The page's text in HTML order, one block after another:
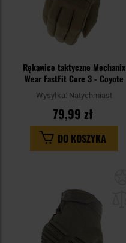
Rękawice taktyczne Mechanix
Wear FastFit Core 3 - Coyote
Wysyłka: Natychmiast
79,99 zł
DO KOSZYKA